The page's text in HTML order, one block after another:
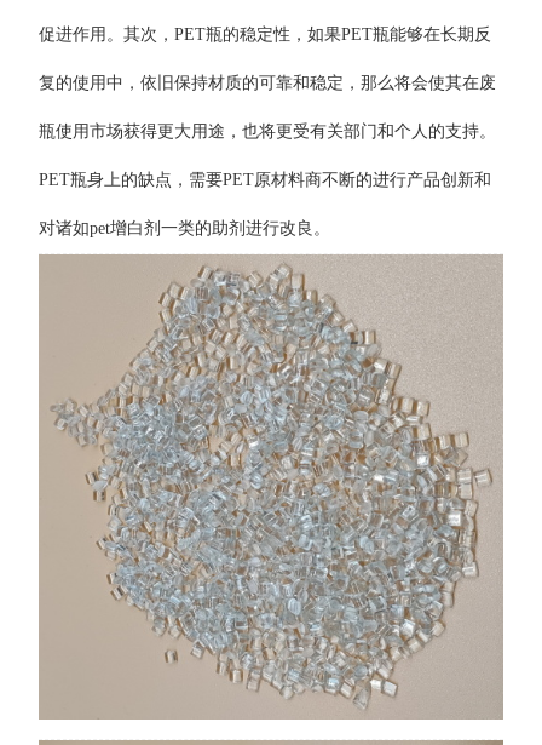
促进作用。其次，PET瓶的稳定性，如果PET瓶能够在长期反
复的使用中，依旧保持材质的可靠和稳定，那么将会使其在废
瓶使用市场获得更大用途，也将更受有关部门和个人的支持。
PET瓶身上的缺点，需要PET原材料商不断的进行产品创新和
对诸如pet增白剂一类的助剂进行改良。